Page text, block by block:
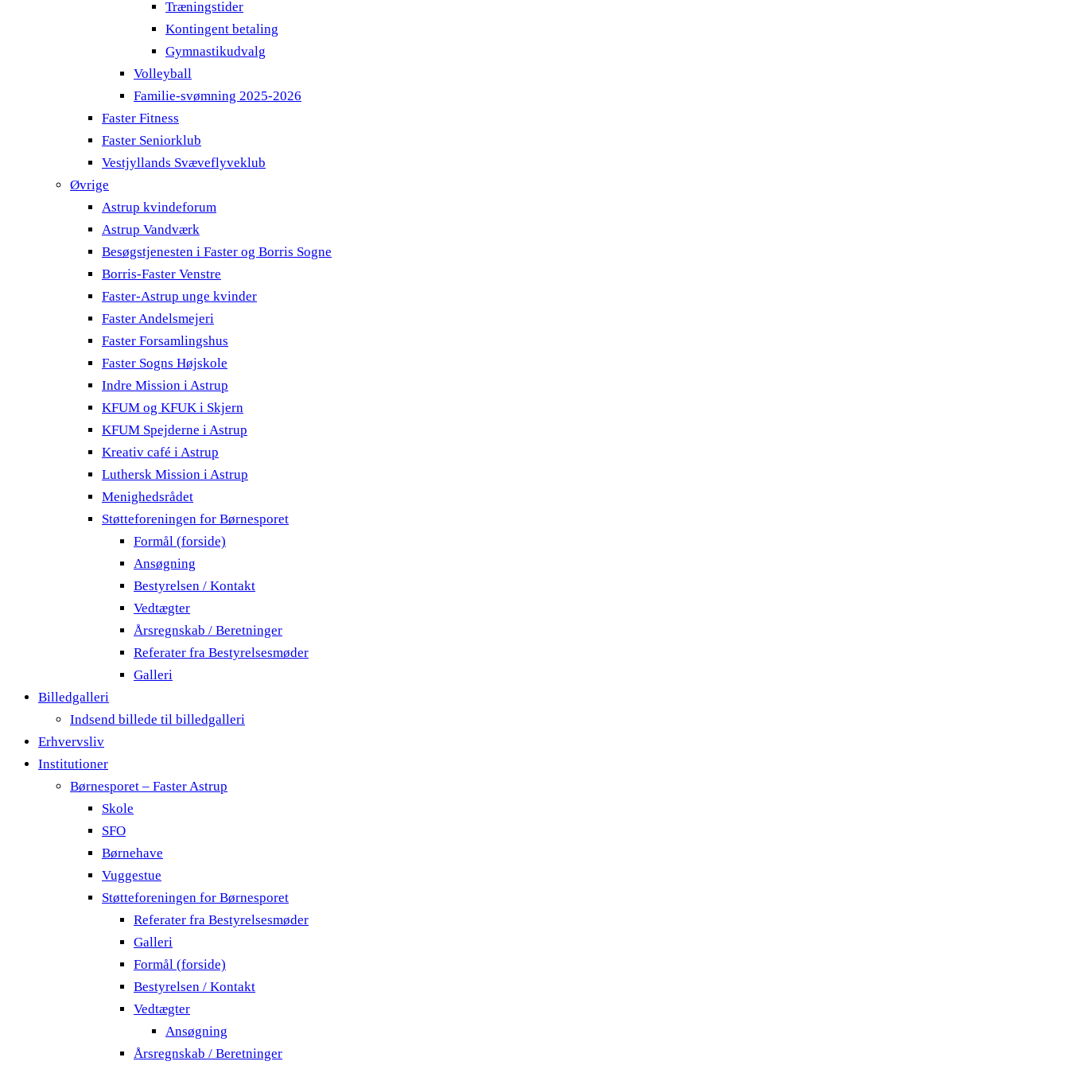
Træningstider
Kontingent betaling
Gymnastikudvalg
Volleyball
Familie-svømning 2025-2026
Faster Fitness
Faster Seniorklub
Vestjyllands Svæveflyveklub
Øvrige
Astrup kvindeforum
Astrup Vandværk
Besøgstjenesten i Faster og Borris Sogne
Borris-Faster Venstre
Faster-Astrup unge kvinder
Faster Andelsmejeri
Faster Forsamlingshus
Faster Sogns Højskole
Indre Mission i Astrup
KFUM og KFUK i Skjern
KFUM Spejderne i Astrup
Kreativ café i Astrup
Luthersk Mission i Astrup
Menighedsrådet
Støtteforeningen for Børnesporet
Formål (forside)
Ansøgning
Bestyrelsen / Kontakt
Vedtægter
Årsregnskab / Beretninger
Referater fra Bestyrelsesmøder
Galleri
Billedgalleri
Indsend billede til billedgalleri
Erhvervsliv
Institutioner
Børnesporet – Faster Astrup
Skole
SFO
Børnehave
Vuggestue
Støtteforeningen for Børnesporet
Referater fra Bestyrelsesmøder
Galleri
Formål (forside)
Bestyrelsen / Kontakt
Vedtægter
Ansøgning
Årsregnskab / Beretninger